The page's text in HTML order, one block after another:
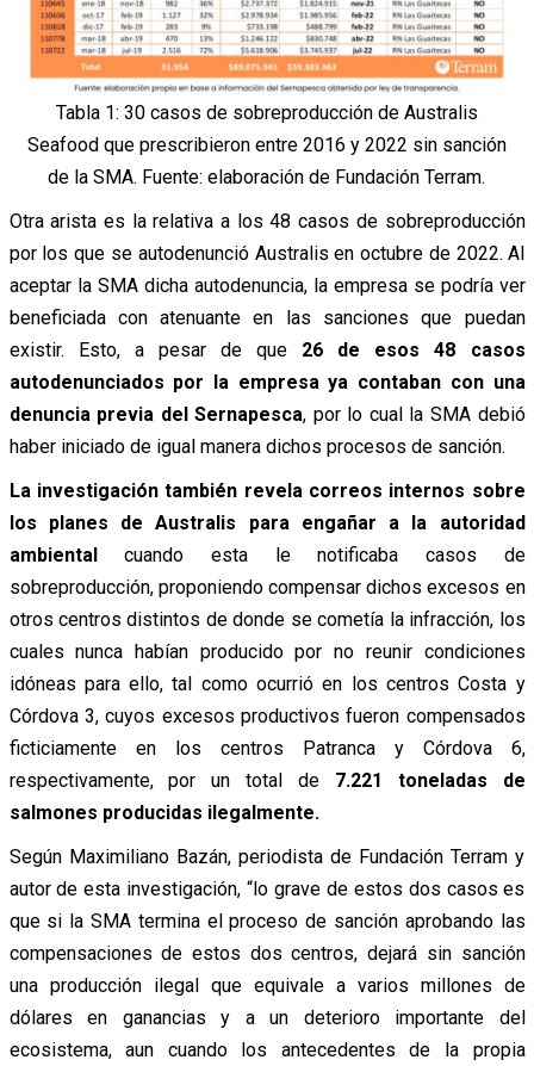
Tabla 1: 30 casos de sobreproducción de Australis
Seafood que prescribieron entre 2016 y 2022 sin sanción
de la SMA. Fuente: elaboración de Fundación Terram.
Otra arista es la relativa a los 48 casos de sobreproducción
por los que se autodenunció Australis en octubre de 2022. Al
aceptar la SMA dicha autodenuncia, la empresa se podría ver
beneficiada con atenuante en las sanciones que puedan
existir. Esto, a pesar de que 26 de esos 48 casos
autodenunciados por la empresa ya contaban con una
denuncia previa del Sernapesca, por lo cual la SMA debió
haber iniciado de igual manera dichos procesos de sanción.
La investigación también revela correos internos sobre
los planes de Australis para engañar a la autoridad
ambiental
cuando esta le notificaba casos de
sobreproducción, proponiendo compensar dichos excesos en
otros centros distintos de donde se cometía la infracción, los
cuales nunca habían producido por no reunir condiciones
idóneas para ello, tal como ocurrió en los centros Costa y
Córdova 3, cuyos excesos productivos fueron compensados
ficticiamente en los centros Patranca y Córdova 6,
respectivamente, por un total de7.221 toneladas de
salmones producidas ilegalmente.
Según Maximiliano Bazán, periodista de Fundación Terram y
autor de esta investigación, “lo grave de estos dos casos es
que si la SMA termina el proceso de sanción aprobando las
compensaciones de estos dos centros, dejará sin sanción
una producción ilegal que equivale a varios millones de
dólares en ganancias y a un deterioro importante del
ecosistema, aun cuando los antecedentes de la propia